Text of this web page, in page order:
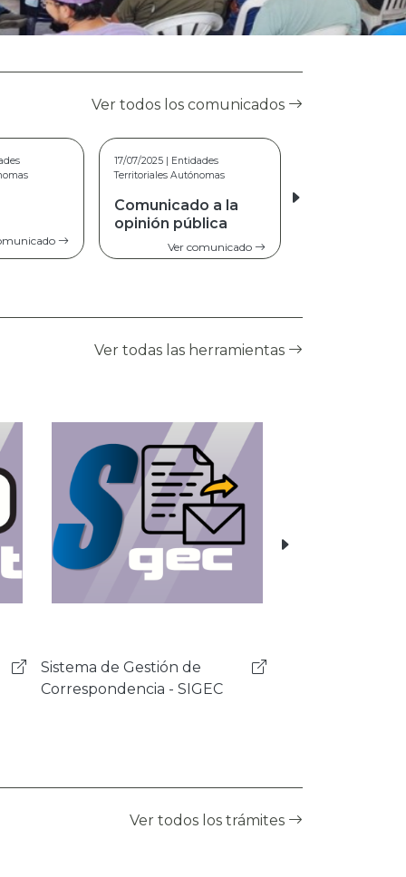
Ver todos los comunicados
comunicado
22/05/2026 | Modalidad Virtual
Ver comunicado
Ver todas las herramientas
Sistema de Programas y
Proyectos - SISPRO
Ver todos los trámites